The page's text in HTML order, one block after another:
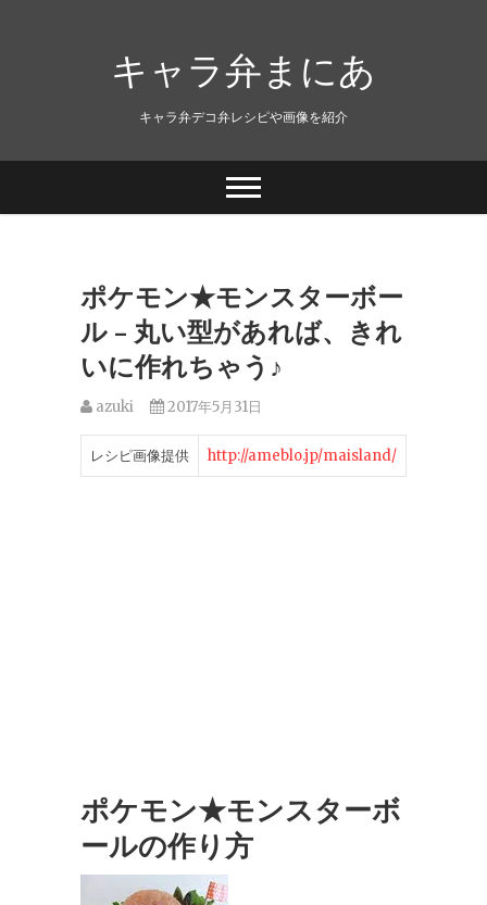
キャラ弁まにあ
キャラ弁デコ弁レシピや画像を紹介
ポケモン★モンスターボー
ル – 丸い型があれば、きれ
いに作れちゃう♪
azuki 2017年5月31日
レシピ画像提供 http://ameblo.jp/maisland/
ポケモン★モンスターボ
ールの作り方